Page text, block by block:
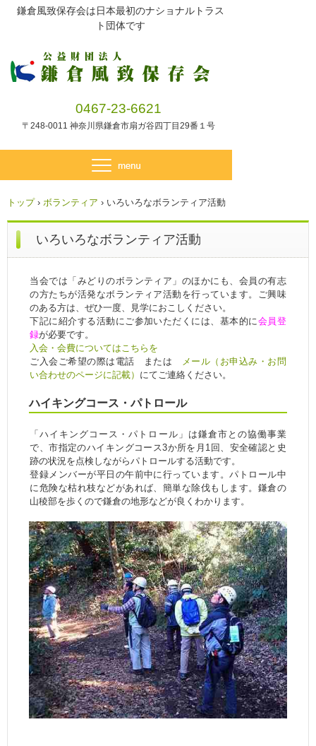
鎌倉風致保存会は日本最初のナショナルトラス
ト団体です
0467-23-6621
〒248-0011 神奈川県鎌倉市扇ガ谷四丁目29番１号
トップ › ボランティア › いろいろなボランティア活動
いろいろなボランティア活動
当会では「みどりのボランティア」のほかにも、会員の有志
の方たちが活発なボランティア活動を行っています。ご興味
のある方は、ぜひ一度、見学におこしください。
下記に紹介する活動にご参加いただくには、基本的に会員登
録が必要です。
入会・会費についてはこちらを
ご入会ご希望の際は電話 または
メール（お申込み・お問
い合わせのページに記載） にてご連絡ください。
ハイキングコース・パトロール
「ハイキングコース・パトロール」は鎌倉市との協働事業
で、市指定のハイキングコース3か所を月1回、安全確認と史
跡の状況を点検しながらパトロールする活動です。
登録メンバーが平日の午前中に行っています。パトロール中
に危険な枯れ枝などがあれば、簡単な除伐もします。鎌倉の
山稜部を歩くので鎌倉の地形などが良くわかります。